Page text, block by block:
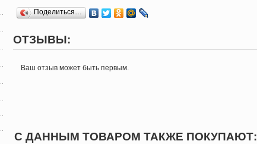
Поделиться…
ОТЗЫВЫ:
Ваш отзыв может быть первым.
С ДАННЫМ ТОВАРОМ ТАКЖЕ ПОКУПАЮТ: